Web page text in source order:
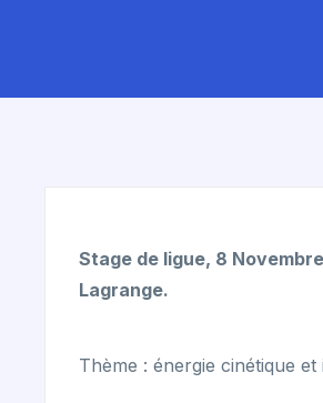
Stage de ligue, 8
Lagrange.
Thème : énergie cinétique et